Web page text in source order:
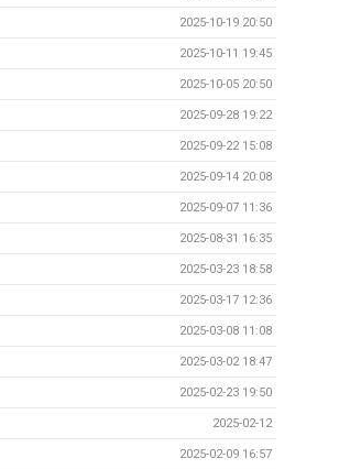
2025-10-19 20:50
2025-10-11 19:45
2025-10-05 20:50
2025-09-28 19:22
2025-09-22 15:08
2025-09-14 20:08
2025-09-07 11:36
2025-08-31 16:35
2025-03-23 18:58
2025-03-17 12:36
2025-03-08 11:08
2025-03-02 18:47
2025-02-23 19:50
2025-02-12
2025-02-09 16:57